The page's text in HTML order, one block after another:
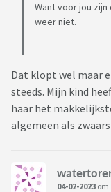
Want voor jou
weer niet.
Dat klopt wel maar
steeds. Mijn kind
haar het
algemeen als
04-02-2023 om